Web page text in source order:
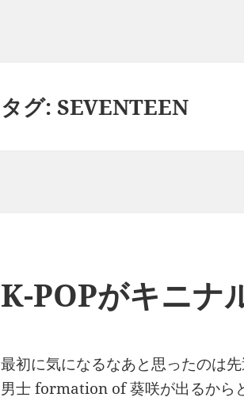
タグ:SEVENTEEN
K-POPがキニナ
最初に気になるなあと思ったのは
男士 formation of 葵咲が出るから